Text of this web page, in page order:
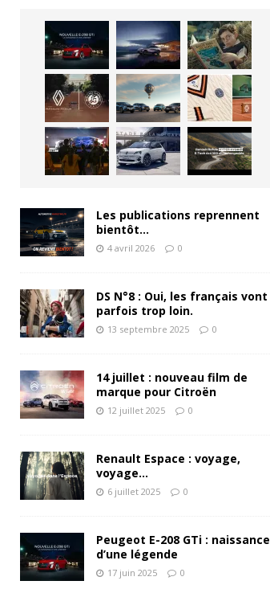
Les publications reprennent
bientôt…
4 avril 2026 0
DS N°8 : Oui, les français vont
parfois trop loin.
13 septembre 2025 0
14 juillet : nouveau film de
marque pour Citroën
12 juillet 2025 0
Renault Espace : voyage,
voyage…
6 juillet 2025 0
Peugeot E-208 GTi : naissance
d’une légende
17 juin 2025 0